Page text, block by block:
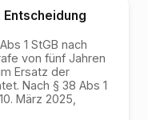
Entscheidung
1 StGB nach
von fünf Jahren
Ersatz der
Nach § 38 Abs 1
März 2025,